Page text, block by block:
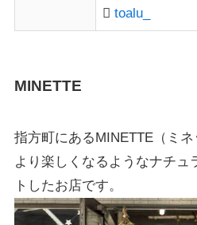
toalu_
MINETTE
指方町にあるMINETTE（ミ
より楽しくなるようなナチュ
トしたお店です。